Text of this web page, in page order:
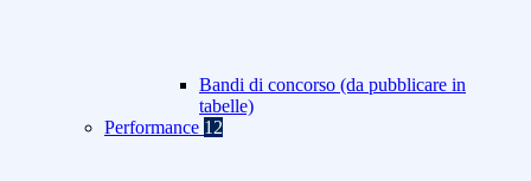
Bandi di concorso (da pubblicare in
tabelle)
Performance 12